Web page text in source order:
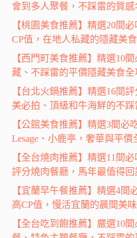
會到多人聚餐，不踩雷的質感
【桃園美食推薦】精選20間
CP值，在地人私藏的隱藏美食
【西門町美食推薦】精選10
藏、不踩雷的平價隱藏美食全
【台北火鍋推薦】精選16間
美必拍、頂級和牛海鮮的不踩
【公館美食推薦】精選3間必
Lesage、小鹿亭，奢華與平價
【全台燒肉推薦】精選11間
評分燒肉餐廳，馬年最值得回
【宜蘭早午餐推薦】精選4間
高CP值，慢活宜蘭的晨間美味
【全台吃到飽推薦】嚴選10